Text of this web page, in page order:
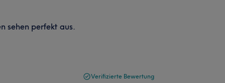
sehen perfekt aus.
Verifizierte Bewertung